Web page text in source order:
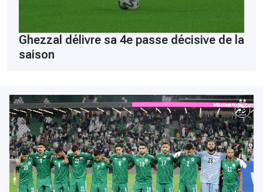
Ghezzal délivre sa 4e passe décisive de la
saison